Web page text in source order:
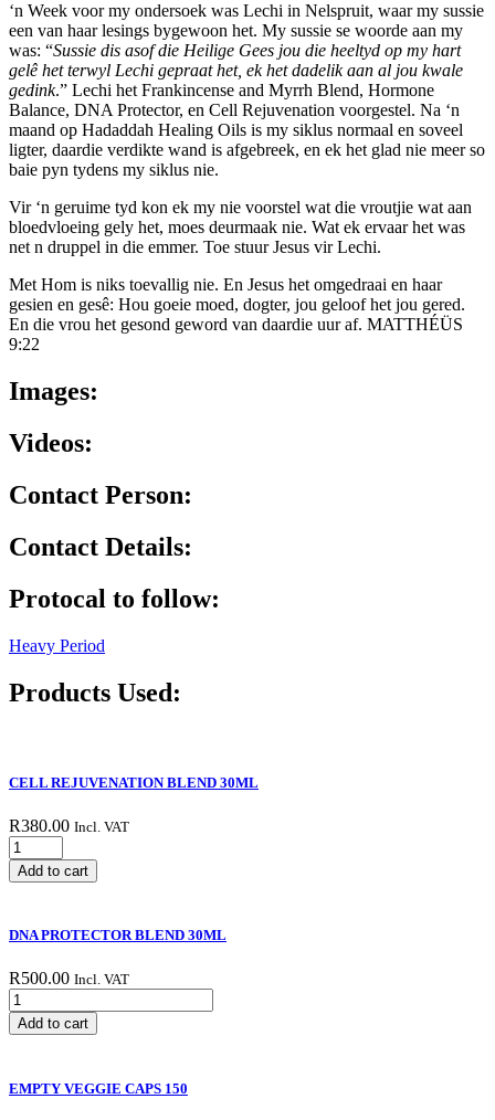
‘n Week voor my ondersoek was Lechi in Nelspruit, waar my sussie
een van haar lesings bygewoon het. My sussie se woorde aan my
was: “Sussie dis asof die Heilige Gees jou die heeltyd op my hart
gelê het terwyl Lechi gepraat het, ek het dadelik aan al jou kwale
gedink.” Lechi het Frankincense and Myrrh Blend, Hormone
Balance, DNA Protector, en Cell Rejuvenation voorgestel. Na ‘n
maand op Hadaddah Healing Oils is my siklus normaal en soveel
ligter, daardie verdikte wand is afgebreek, en ek het glad nie meer so
baie pyn tydens my siklus nie.
Vir ‘n geruime tyd kon ek my nie voorstel wat die vroutjie wat aan
bloedvloeing gely het, moes deurmaak nie. Wat ek ervaar het was
net n druppel in die emmer. Toe stuur Jesus vir Lechi.
Met Hom is niks toevallig nie. En Jesus het omgedraai en haar
gesien en gesê: Hou goeie moed, dogter, jou geloof het jou gered.
En die vrou het gesond geword van daardie uur af. MATTHÉÜS
9:22
Images:
Videos:
Contact Person:
Contact Details:
Protocal to follow:
Heavy Period
Products Used:
CELL REJUVENATION BLEND 30ML
R380.00 Incl. VAT
CELL
REJUVENATION
BLEND
Add to cart
DNA PROTECTOR BLEND 30ML
R500.00 Incl. VAT
DNA
PROTECTOR
BLEND
Add to cart
EMPTY VEGGIE CAPS 150